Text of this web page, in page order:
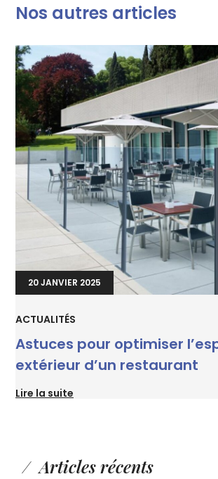
Nos autres articles
20 JANVIER 2025
ACTUALITÉS
Astuces pour optimiser
extérieur d’un restaurant
Lire la suite
Articles récents